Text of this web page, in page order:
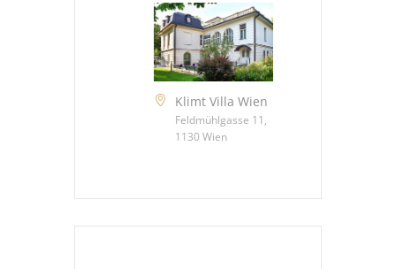
Klimt Villa Wien
Feldmühlgasse 11,
1130 Wien